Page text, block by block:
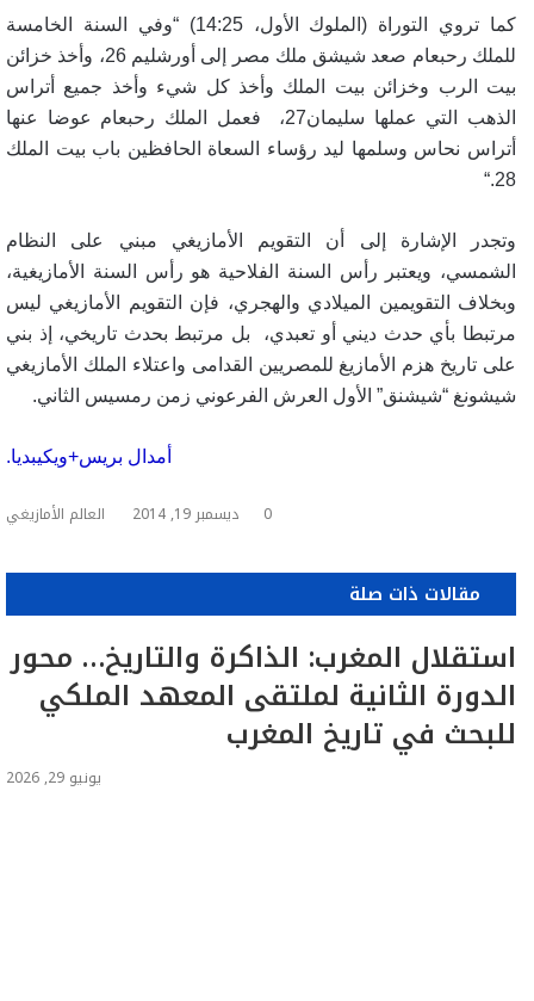
كما تروي التوراة (الملوك الأول، 14:25) “وفي السنة الخامسة
للملك رحبعام صعد شيشق ملك مصر إلى أورشليم 26، وأخذ خزائن
بيت الرب وخزائن بيت الملك وأخذ كل شيء وأخذ جميع أتراس
الذهب التي عملها سليمان27، فعمل الملك رحبعام عوضا عنها
أتراس نحاس وسلمها ليد رؤساء السعاة الحافظين باب بيت الملك
28
“.
وتجدر الإشارة إلى أن التقويم الأمازيغي مبني على النظام
الشمسي، ويعتبر رأس السنة الفلاحية هو رأس السنة الأمازيغية،
وبخلاف التقويمين الميلادي والهجري، فإن التقويم الأمازيغي ليس
مرتبطا بأي حدث ديني أو تعبدي، بل مرتبط بحدث تاريخي، إذ بني
على تاريخ هزم الأمازيغ للمصريين القدامى واعتلاء الملك الأمازيغي
شيشونغ “شيشنق” الأول العرش الفرعوني زمن رمسيس الثاني.
أمدال بريس+ويكيبديا.
العالم الأمازيغي ديسمبر 19, 2014 0
مقالات ذات صلة
استقلال المغرب: الذاكرة والتاريخ… محور
الدورة الثانية لملتقى المعهد الملكي
للبحث في تاريخ المغرب
يونيو 29, 2026